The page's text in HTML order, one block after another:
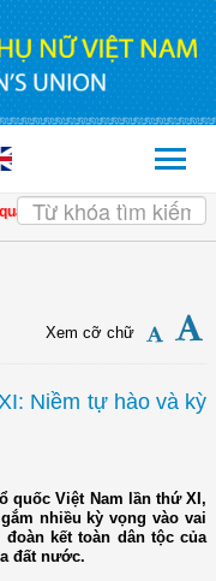
triển khai Nghị quyết Đại hội
Xem cỡ chữ
Niềm tự hào và kỳ
quốc Việt Nam lần thứ XI,
nhiều kỳ vọng vào vai
kết toàn dân tộc của
đất nước.